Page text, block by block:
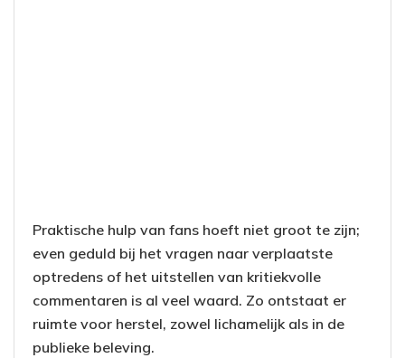
Praktische hulp van fans hoeft niet groot te zijn;
even geduld bij het vragen naar verplaatste
optredens of het uitstellen van kritiekvolle
commentaren is al veel waard. Zo ontstaat er
ruimte voor herstel, zowel lichamelijk als in de
publieke beleving.